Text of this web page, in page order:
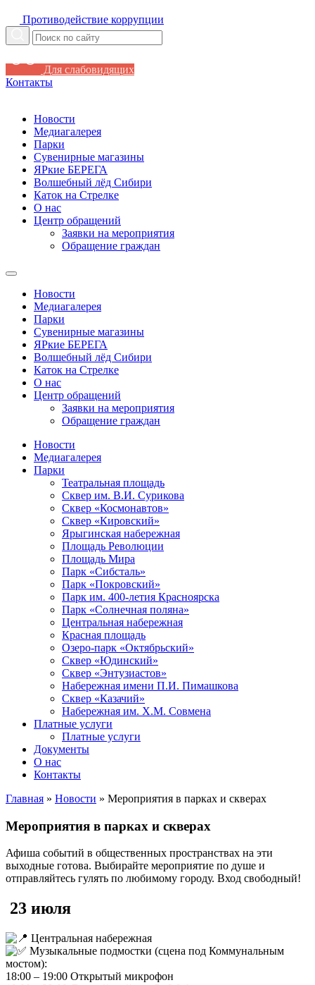
Противодействие коррупции
Для слабовидящих
Контакты
Новости
Медиагалерея
Парки
Сувенирные магазины
ЯРкие БЕРЕГА
Волшебный лёд Сибири
Каток на Стрелке
О нас
Центр обращений
Заявки на мероприятия
Обращение граждан
Новости
Медиагалерея
Парки
Сувенирные магазины
ЯРкие БЕРЕГА
Волшебный лёд Сибири
Каток на Стрелке
О нас
Центр обращений
Заявки на мероприятия
Обращение граждан
Новости
Медиагалерея
Парки
Театральная площадь
Сквер им. В.И. Сурикова
Сквер «Космонавтов»
Сквер «Кировский»
Ярыгинская набережная
Площадь Революции
Площадь Мира
Парк «Сибсталь»
Парк «Покровский»
Парк им. 400-летия Красноярска
Парк «Солнечная поляна»
Центральная набережная
Красная площадь
Озеро-парк «Октябрьский»
Сквер «Юдинский»
Сквер «Энтузиастов»
Набережная имени П.И. Пимашкова
Сквер «Казачий»
Набережная им. Х.М. Совмена
Платные услуги
Платные услуги
Документы
О нас
Контакты
Главная » Новости » Мероприятия в парках и скверах
Мероприятия в парках и скверах
Афиша событий в общественных пространствах на эти
выходные готова. Выбирайте мероприятие по душе и
отправляйтесь гулять по любимому городу. Вход свободный!
23 июля
Центральная набережная
Музыкальные подмостки (сцена под Коммунальным
мостом):
18:00 – 19:00 Открытый микрофон